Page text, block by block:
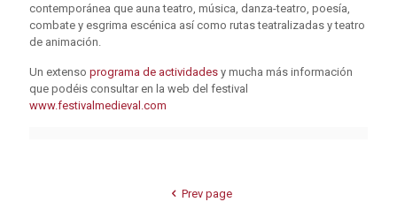
contemporánea que auna teatro, música, danza-teatro, poesía,
combate y esgrima escénica así como rutas teatralizadas y teatro
de animación.
Un extenso programa de actividades y mucha más información
que podéis consultar en la web del festival
www.festivalmedieval.com
Prev page